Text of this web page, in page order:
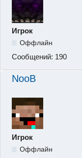
Игрок
Оффлайн
Сообщений: 190
NooB
Игрок
Оффлайн